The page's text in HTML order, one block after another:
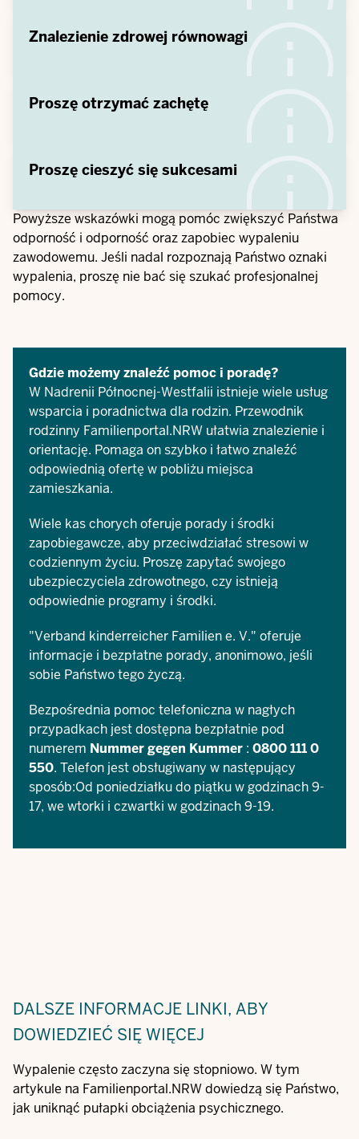
Znalezienie zdrowej równowagi
Proszę otrzymać zachętę
Proszę cieszyć się sukcesami
Powyższe wskazówki mogą pomóc zwiększyć Państwa
odporność i odporność oraz zapobiec wypaleniu
zawodowemu. Jeśli nadal rozpoznają Państwo oznaki
wypalenia, proszę nie bać się szukać profesjonalnej
pomocy.
Gdzie możemy znaleźć pomoc i poradę?
W Nadrenii Północnej-Westfalii istnieje wiele usług
wsparcia i poradnictwa dla rodzin. Przewodnik
rodzinny Familienportal.NRW ułatwia znalezienie i
orientację. Pomaga on szybko i łatwo znaleźć
odpowiednią ofertę w pobliżu miejsca
zamieszkania.
Wiele kas chorych oferuje porady i środki
zapobiegawcze, aby przeciwdziałać stresowi w
codziennym życiu. Proszę zapytać swojego
ubezpieczyciela zdrowotnego, czy istnieją
odpowiednie programy i środki.
"Verband kinderreicher Familien e. V." oferuje
informacje i bezpłatne porady, anonimowo, jeśli
sobie Państwo tego życzą.
Bezpośrednia pomoc telefoniczna w nagłych
przypadkach jest dostępna bezpłatnie pod
numerem Nummer gegen Kummer : 0800 111 0
550. Telefon jest obsługiwany w następujący
sposób:Od poniedziałku do piątku w godzinach 9-
17, we wtorki i czwartki w godzinach 9-19.
DALSZE INFORMACJE LINKI, ABY
DOWIEDZIEĆ SIĘ WIĘCEJ
Wypalenie często zaczyna się stopniowo. W tym
artykule na Familienportal.NRW dowiedzą się Państwo,
jak uniknąć pułapki obciążenia psychicznego.